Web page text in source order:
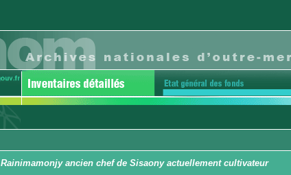
Rainimamonjy ancien chef de Sisaony actuellement cultivateur